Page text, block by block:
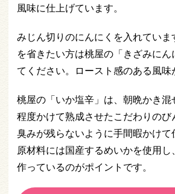
風味に仕上げています。
みじん切りのにんにくを入れていま
を省きたい方は桃屋の「きざみに
てください。ロースト感のある風味
桃屋の「いか塩辛」は、朝晩かき混
程度かけて熟成させたこだわりの
臭みが残らないように手間暇かけて
原材料には国産するめいかを使用
作っているのがポイントです。